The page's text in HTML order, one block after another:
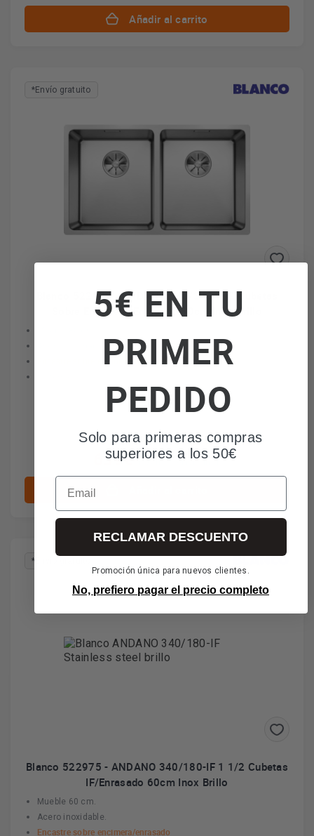
Añadir al carrito
*Envío gratuito
Blanco 522981 - ANDANO 340/340-IF 2 Cubetas
Sobre Encimera/Enrasado 80cm Inox Brillo
Encastre sobre encimera/enrasado
639€IVA incl. envío incl.
*Envío gratuito
Blanco 522975 - ANDANO 340/180-IF 1 1/2 Cubetas
IF/Enrasado 60cm Inox Brillo
Mueble 60 cm.
Acero inoxidable.
Encastre sobre encimera/enrasado
5€ EN TU
PRIMER
PEDIDO
Solo para primeras compras
superiores a los 50€
Email
RECLAMAR DESCUENTO
Promoción única para nuevos clientes.
No, prefiero pagar el precio completo